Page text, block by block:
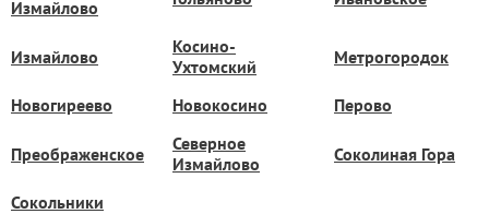
Измайлово
Измайлово
Косино-
Ухтомский
Метрогородок
Новогиреево Новокосино Перово
Преображенское
Северное
Измайлово
Соколиная Гора
Сокольники